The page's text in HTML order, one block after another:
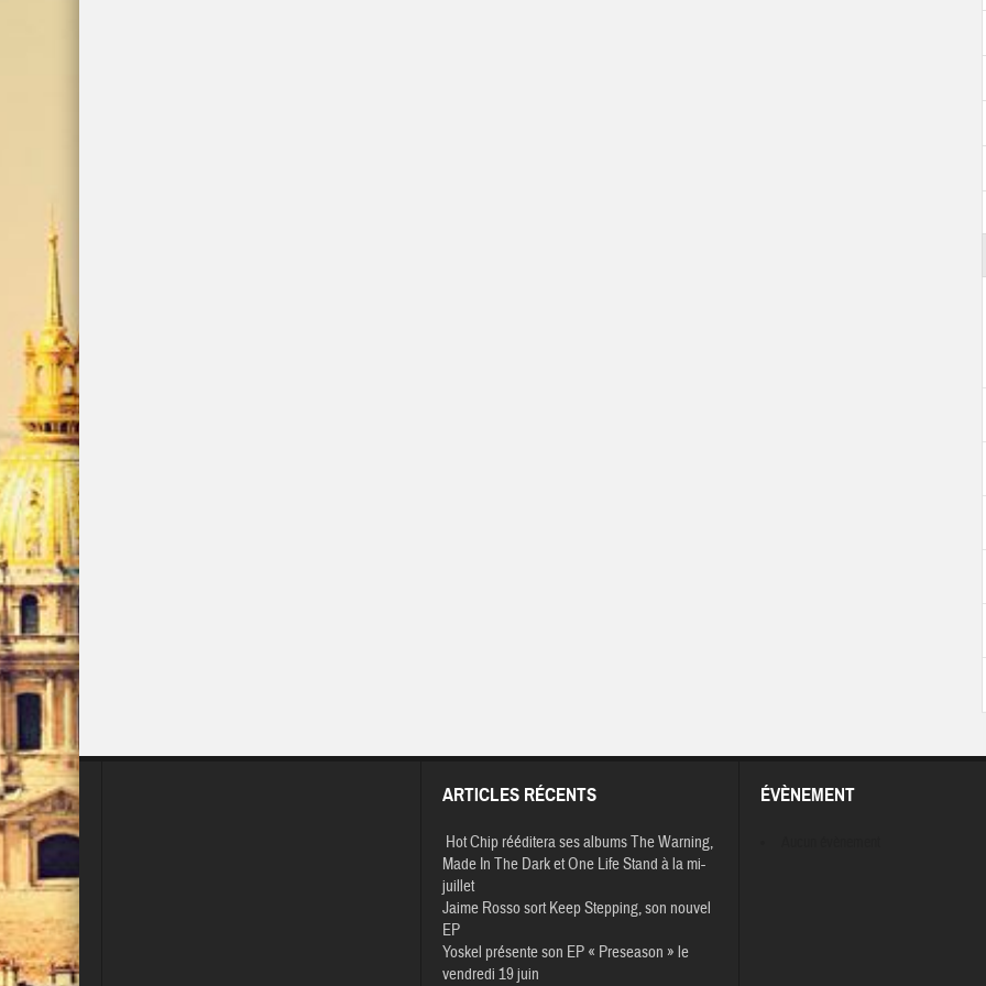
ARTICLES RÉCENTS
Hot Chip rééditera ses albums The Warning,
Made In The Dark et One Life Stand à la mi-
juillet
Jaime Rosso sort Keep Stepping, son nouvel
EP
Yoskel présente son EP « Preseason » le
vendredi 19 juin
ÉVÈNEMENT